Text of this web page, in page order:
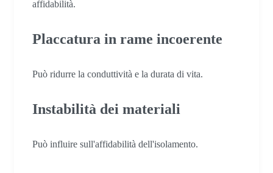
affidabilità.
Placcatura in rame incoerente
Può ridurre la conduttività e la durata di vita.
Instabilità dei materiali
Può influire sull'affidabilità dell'isolamento.